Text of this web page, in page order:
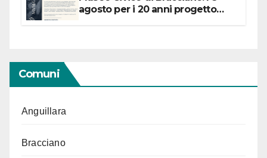
agosto per i 20 anni progetto
Comuni
Anguillara
Bracciano